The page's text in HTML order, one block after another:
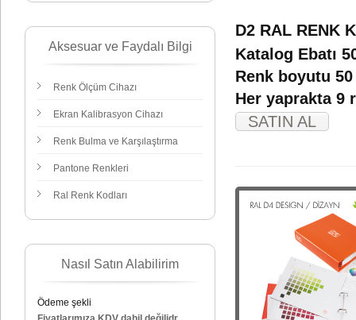
Aksesuar ve Faydalı Bilgi
Renk Ölçüm Cihazı
Ekran Kalibrasyon Cihazı
Renk Bulma ve Karşılaştırma
Pantone Renkleri
Ral Renk Kodları
Nasıl Satın Alabilirim
Ödeme şekli
D2 RAL RENK
Katalog Ebatı
Renk boyutu
Her yaprakta 9
SATIN AL